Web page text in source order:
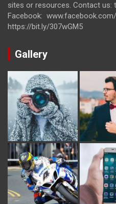
sites or resources. Contact us:
Facebook:
https://bit.ly/307wGM5
Gallery